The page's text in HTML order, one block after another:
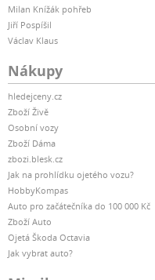
Milan Knížák pohřeb
Jiří Pospíšil
Václav Klaus
Nákupy
hledejceny.cz
Zboží Živě
Osobní vozy
Zboží Dáma
zbozi.blesk.cz
Jak na prohlídku ojetého vozu?
HobbyKompas
Auto pro začátečníka do 100 000 Kč
Zboží Auto
Ojetá Škoda Octavia
Jak vybrat auto?